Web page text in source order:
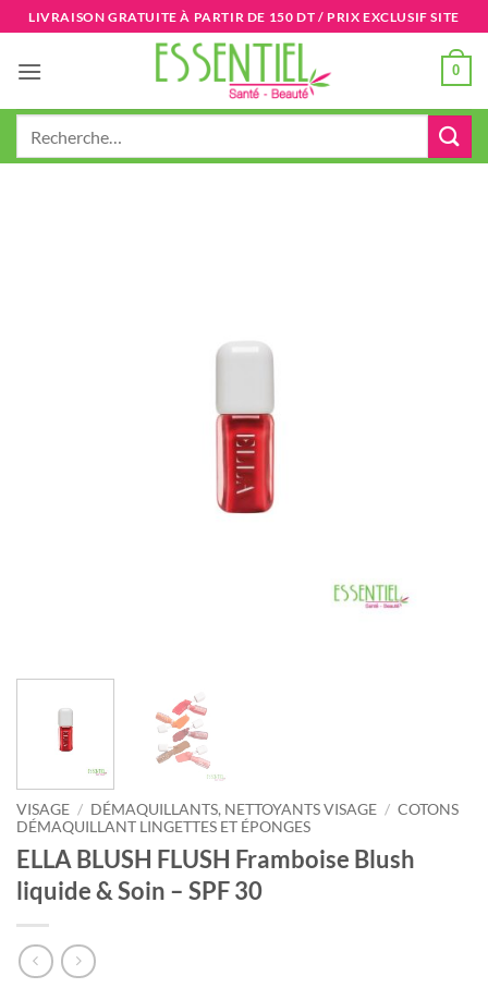
Passer
au
contenu
LIVRAISON GRATUITE À PARTIR DE 150 DT / PRIX EXCLUSIF SITE
0
VISAGE / DÉMAQUILLANTS, NETTOYANTS VISAGE / COTONS
DÉMAQUILLANT LINGETTES ET ÉPONGES
ELLA BLUSH FLUSH Framboise Blush
liquide & Soin – SPF 30